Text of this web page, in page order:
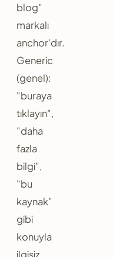
blog"
markalı
anchor'dır.
Generic
(genel):
"buraya
tıklayın",
"daha
fazla
bilgi",
"bu
kaynak"
gibi
konuyla
ilgisiz